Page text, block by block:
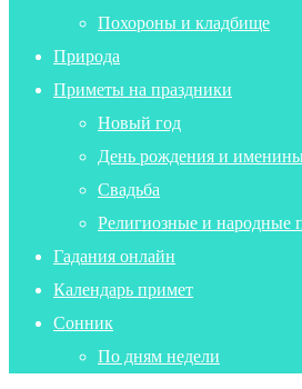
Похороны и кладбище
Природа
Приметы на праздники
Новый год
День рождения и
Свадьба
Религиозные и народные
Гадания онлайн
Календарь примет
Сонник
По дням недели